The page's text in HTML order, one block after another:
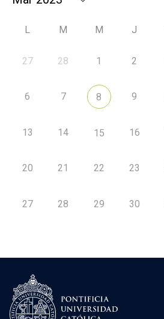
L M M J
27 28 1 2
6 7 8 9
13 14 15 16
20 21 22 23
27 28 29 30